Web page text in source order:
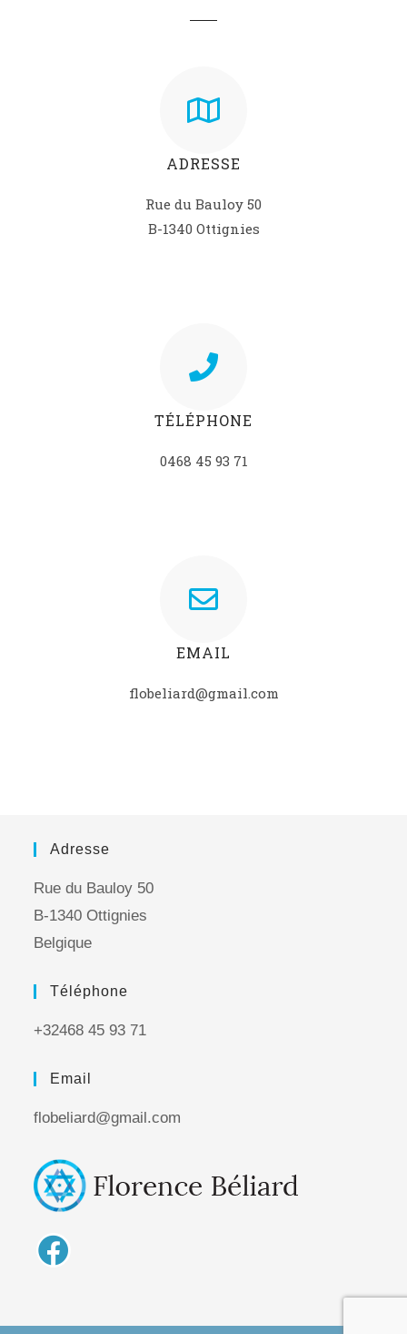
ADRESSE
Rue du Bauloy 50
B-1340 Ottignies
TÉLÉPHONE
0468 45 93 71
EMAIL
flobeliard@gmail.com
Adresse
Rue du Bauloy 50
B-1340 Ottignies
Belgique
Téléphone
+32468 45 93 71
Email
flobeliard@gmail.com